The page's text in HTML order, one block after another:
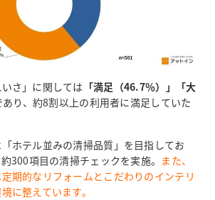
いさ」に関しては 「満足（46.7％）」「大
あり、約8割以上の利用者に満足していた
ホテル並みの清掃品質」を目指してお
300項目の清掃チェックを実施。 また、
期的なリフォームとこだわりのインテリ
に整えています。